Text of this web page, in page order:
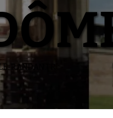
RANDAN.FR